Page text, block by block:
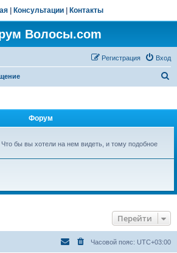
Консультации Контакты
Волосы.com
Вход
Регистрация
Форум
бы вы хотели на нем видеть, и тому подобное
Перейти
Часовой пояс: UTC+03:00